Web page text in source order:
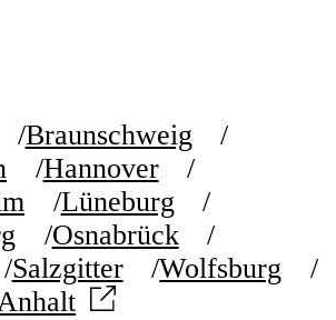
Braunschweig
Hannover
Lüneburg
Osnabrück
Salzgitter
Wolfsburg